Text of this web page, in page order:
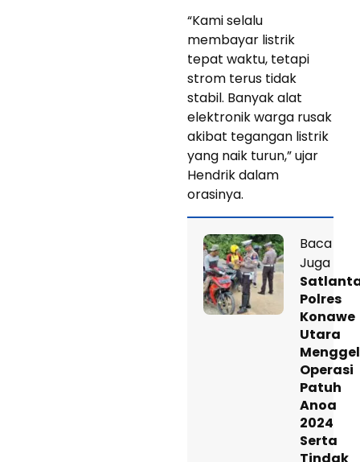
“Kami selalu
membayar listrik
tepat waktu, tetapi
strom terus tidak
stabil. Banyak alat
elektronik warga rusak
akibat tegangan listrik
yang naik turun,” ujar
Hendrik dalam
orasinya.
Baca
Juga
Polres
Konawe
Utara
Operasi
Patuh
Anoa
2024
Serta